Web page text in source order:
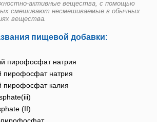
активные вещества, с помощью
смешивают несмешиваемые в обычных
вещества.
пищевой добавки:
пирофосфат натрия
пирофосфат натрия
пирофосфат калия
(II)